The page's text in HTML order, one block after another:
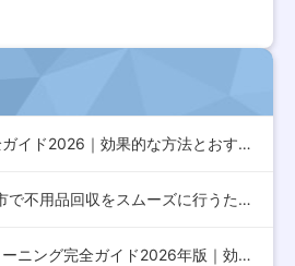
シーズニング対策完全ガイド2026｜効果的な方法とおすすめア…
2026年最新版：亀山市で不用品回収をスムーズに行うための完…
浦安市のエアコンクリーニング完全ガイド2026年版｜効果的な…